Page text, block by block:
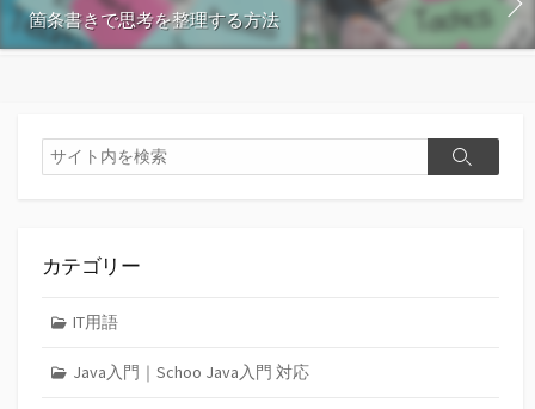
箇条書きで思考を整理する方法
検
索
検
カテゴリー
IT用語
Java入門｜Schoo Java入門 対応